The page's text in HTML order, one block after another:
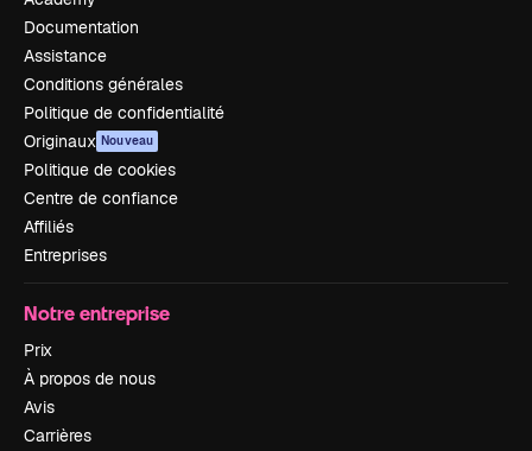
Documentation
Assistance
Conditions générales
Politique de confidentialité
Originaux Nouveau
Politique de cookies
Centre de confiance
Affiliés
Entreprises
Notre entreprise
Prix
À propos de nous
Avis
Carrières